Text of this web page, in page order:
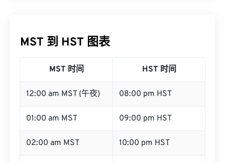
MST 到 HST 图表
MST 时间 HST 时间
12:00 am MST (午夜) 08:00 pm HST
01:00 am MST 09:00 pm HST
02:00 am MST 10:00 pm HST